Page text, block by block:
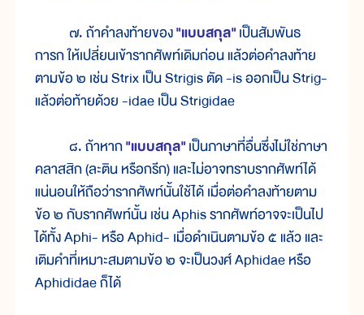
๗. ถ้าคำลงท้ายของ"แบบสกุล"เป็นสัมพันธ
การก ให้เปลี่ยนเข้ารากศัพท์เดิมก่อน แล้วต่อคำลงท้าย
ตามข้อ ๒ เช่น Strix เป็น Strigis ตัด -is ออกเป็น Strig-
แล้วต่อท้ายด้วย -idae เป็น Strigidae
๘. ถ้าหาก"แบบสกุล"เป็นภาษาที่อื่นซึ่งไม่ใช่ภาษา
คลาสสิก (ละติน หรือกรีก) และไม่อาจทราบรากศัพท์ได้
แน่นอนให้ถือว่ารากศัพท์นั้นใช้ได้ เมื่อต่อคำลงท้ายตาม
ข้อ ๒ กับรากศัพท์นั้น เช่น Aphis รากศัพท์อาจจะเป็นไป
ได้ทั้ง Aphi- หรือ Aphid- เมื่อดำเนินตามข้อ ๕ แล้ว และ
เติมคำที่เหมาะสมตามข้อ ๒ จะเป็นวงศ์ Aphidae หรือ
Aphididae ก็ได้